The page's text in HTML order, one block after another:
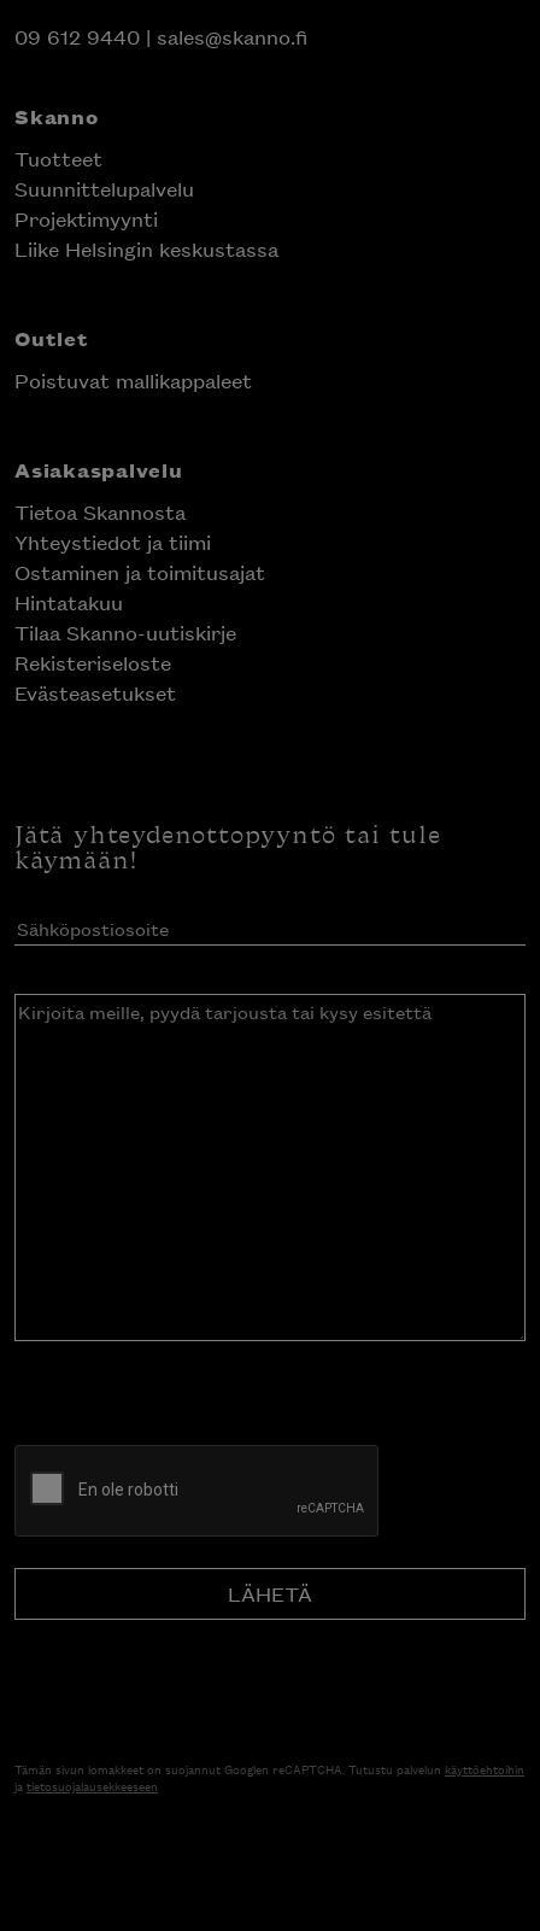
09 612 9440 | sales@skanno.fi
Skanno
Tuotteet
Suunnittelupalvelu
Projektimyynti
Liike Helsingin keskustassa
Outlet
Poistuvat mallikappaleet
Asiakaspalvelu
Tietoa Skannosta
Yhteystiedot ja tiimi
Ostaminen ja toimitusajat
Hintatakuu
Tilaa Skanno-uutiskirje
Rekisteriseloste
Evästeasetukset
Jätä yhteydenottopyyntö tai tule
käymään!
Sähköpostiosoite(Pakollinen)
Kirjoita
Tämän sivun lomakkeet on suojannut Googlen reCAPTCHA. Tutustu palvelun käyttöehtoihin
jatietosuojalausekkeeseen